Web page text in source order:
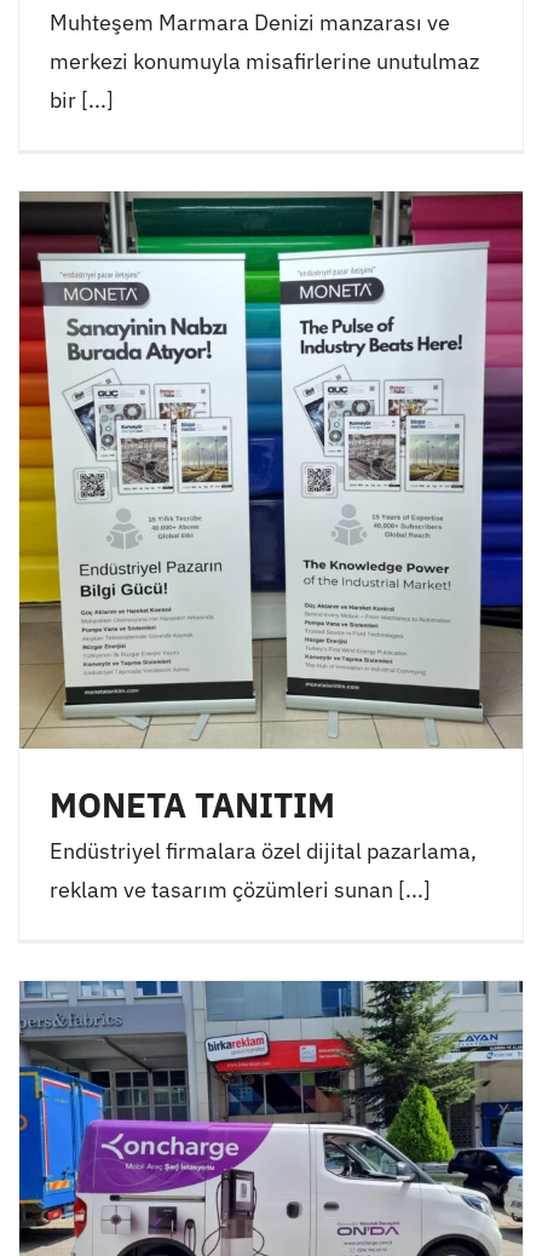
Muhteşem Marmara Denizi manzarası ve
merkezi konumuyla misafirlerine unutulmaz
bir [...]
MONETA TANITIM
Endüstriyel firmalara özel dijital pazarlama,
reklam ve tasarım çözümleri sunan [...]